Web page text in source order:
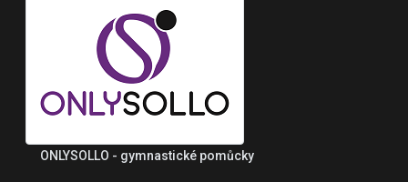
ONLYSOLLO - gymnastické pomůcky